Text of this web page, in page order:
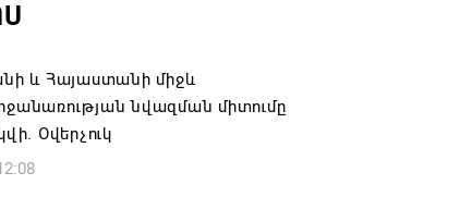
և Հայաստանի միջև
նվազման միտումը
Օվերչուկ